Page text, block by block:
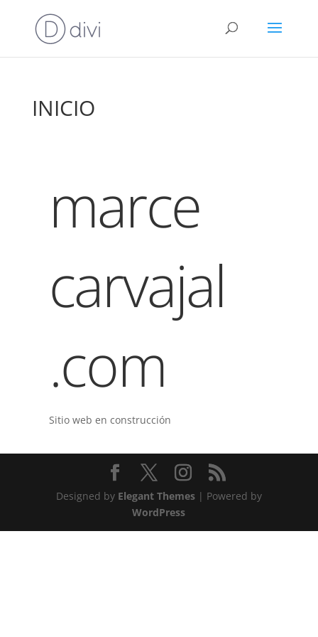
INICIO
marce
carvajal
.com
Sitio web en construcción
Designed by Elegant Themes| Powered by
WordPress